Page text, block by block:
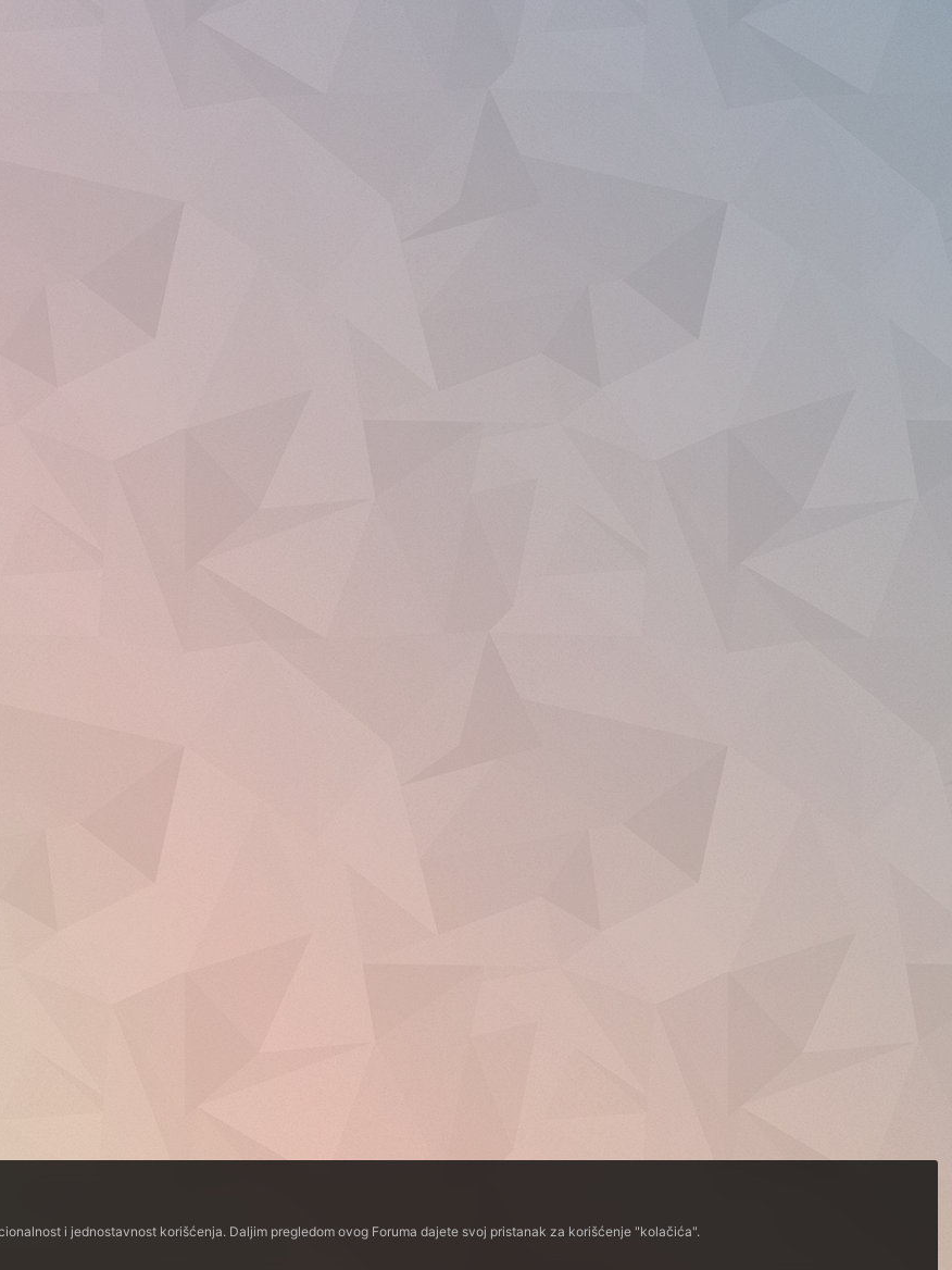
i jednostavnost korišćenja. Daljim pregledom ovog Foruma dajete svoj pristanak za korišćenje "kolačića".